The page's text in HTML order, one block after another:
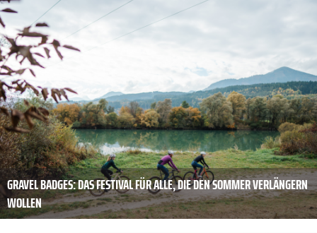
GRAVEL BADGES: DAS FESTIVAL FÜR ALLE, DIE DEN SOMMER VERLÄNGERN
WOLLEN